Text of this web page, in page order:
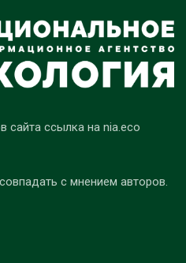
сайта ссылка на nia.eco
с мнением авторов.